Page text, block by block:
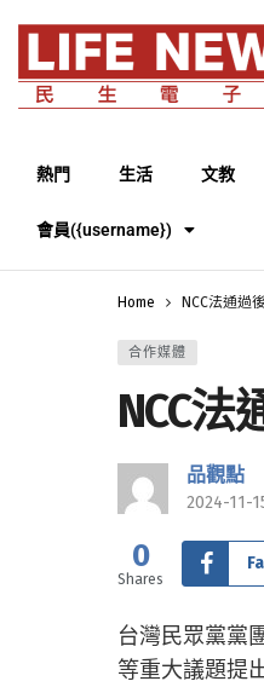
熱門 生活 文教
會員({username})
Home NCC法通過
合作媒體
NCC
品觀點
2024-11-
0
Shares
台灣民眾黨黨
等重大議題提